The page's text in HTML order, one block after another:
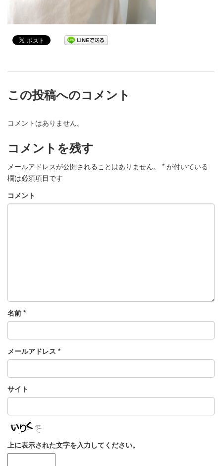
この投稿へのコメント
コメントはありません。
コメントを残す
メールアドレスが公開されることはありません。 * が付いている
欄は必須項目です
コメント
名前 *
メールアドレス *
サイト
上に表示された文字を入力してください。